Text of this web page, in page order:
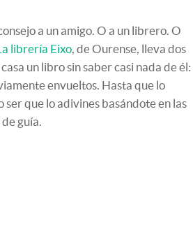
a un amigo. O a un librero. O
librería Eixo, de Ourense, lleva dos
un libro sin saber casi nada de él:
envueltos. Hasta que lo
ser que lo adivines basándote en las
guía.